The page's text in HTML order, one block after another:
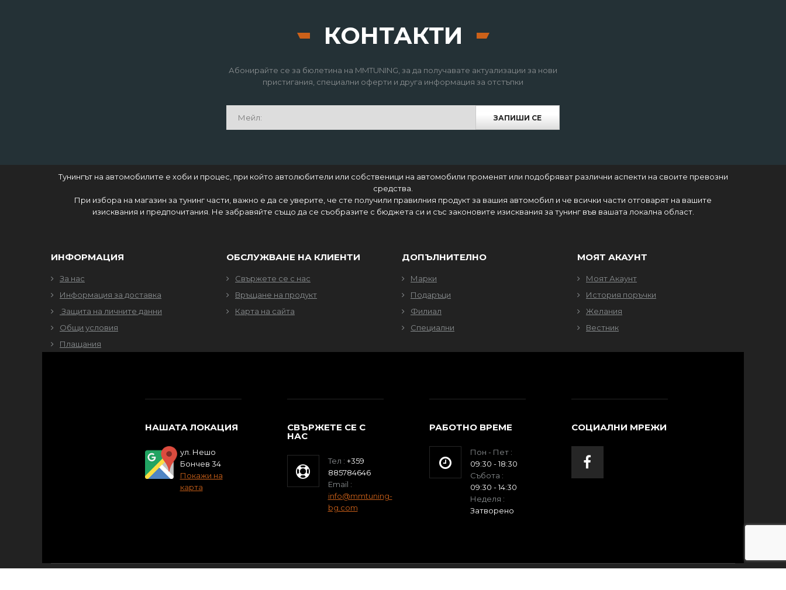
КОНТАКТИ
Абонирайте се за бюлетина на MMTUNING, за да получавате актуализации за нови
пристигания, специални оферти и друга информация за отстъпки
ЗАПИШИ СЕ
Тунингът на автомобилите е хоби и процес, при който автолюбители или собственици на автомобили променят или подобряват различни аспекти на своите превозни
средства.
При избора на магазин за тунинг части, важно е да се уверите, че сте получили правилния продукт за вашия автомобил и че всички части отговарят на вашите
изисквания и предпочитания. Не забравяйте също да се съобразите с бюджета си и със законовите изисквания за тунинг във вашата локална област.
ИНФОРМАЦИЯ
За нас
Информация за доставка
Защита на личните данни
Общи условия
Плащания
ОБСЛУЖВАНЕ НА КЛИЕНТИ
Свържете се с нас
Връщане на продукт
Карта на сайта
ДОПЪЛНИТЕЛНО
Марки
Подаръци
Филиал
Специални
МОЯТ АКАУНТ
Моят Акаунт
История поръчки
Желания
Вестник
НАШАТА ЛОКАЦИЯ
ул. Нешо
Бончев 34
Покажи на
карта
СВЪРЖЕТЕ СЕ С
НАС
Тел : +359
885784646
Email :
info@mmtuning-
bg.com
РАБОТНО ВРЕМЕ
Пон - Пет :
09:30 - 18:30
Събота :
09:30 - 14:30
Неделя :
Затворено
СОЦИАЛНИ МРЕЖИ